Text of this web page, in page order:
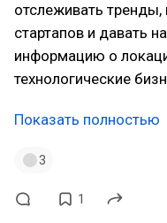
отслеживать тренды,
стартапов и давать
информацию о
технологические
Показать полностью
3
1